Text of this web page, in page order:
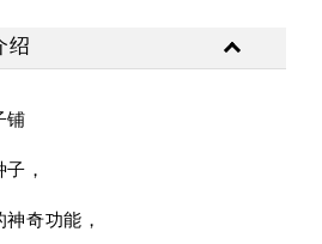
绍
铺
，
奇功能，